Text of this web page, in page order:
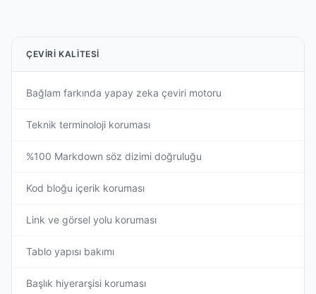
ÇEVIRI KALITESI
Bağlam farkında yapay zeka çeviri motoru
Teknik terminoloji koruması
%100 Markdown söz dizimi doğruluğu
Kod bloğu içerik koruması
Link ve görsel yolu koruması
Tablo yapısı bakımı
Başlık hiyerarşisi koruması